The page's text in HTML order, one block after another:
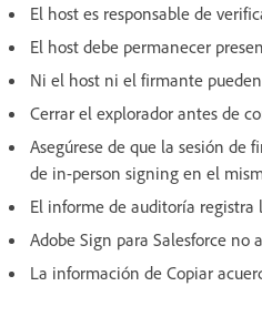
El host es responsable de
El host debe permanecer
Ni el host ni el firmante
Cerrar el explorador antes de
Asegúrese de que la sesión
de in-person signing en el
El informe de auditoría
Adobe Sign para Salesforce
La información de Copiar